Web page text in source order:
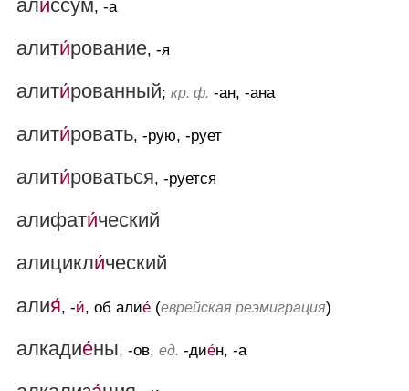
али́ссум, -а
алити́рование, -я
алити́рованный; кр. ф. -ан, -ана
алити́ровать, -рую, -рует
алити́роваться, -руется
алифати́ческий
алицикли́ческий
алия́, -и́, об алие́ (еврейская реэмиграция)
алкадие́ны, -ов, ед. -дие́н, -а